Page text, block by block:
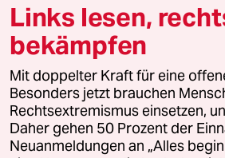
15.06.2016, 11:47 Uhr
@849 (Profil gelöscht):
Sie betrachten also
Orientierung eines
Gegenstand seines
eine Befindlichkeit?
sich aussuchen kann?
immer positives
Links lesen,
bekämpfen
Mit doppelter Kraft für eine
Besonders jetzt brauchen
Rechtsextremismus einsetzen,
Daher gehen 50 Prozent der
Neuanmeldungen an „Alles